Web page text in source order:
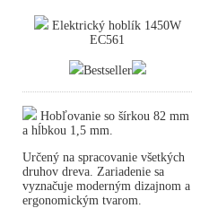
Elektrický hoblík 1450W
EC561
Bestseller
Hobľovanie so šírkou 82 mm
a hĺbkou 1,5 mm.
Určený na spracovanie všetkých
druhov dreva. Zariadenie sa
vyznačuje moderným dizajnom a
ergonomickým tvarom.